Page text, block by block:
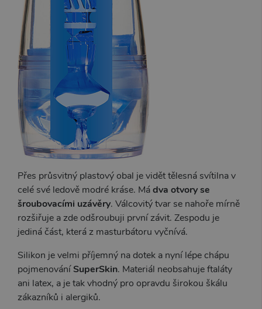
Přes průsvitný plastový obal je vidět tělesná svítilna v
celé své ledově modré kráse. Mádva otvory se
šroubovacími uzávěry. Válcovitý tvar se nahoře mírně
rozšiřuje a zde odšroubuji první závit. Zespodu je
jediná část, která z masturbátoru vyčnívá.
Silikon je velmi příjemný na dotek a nyní lépe chápu
pojmenováníSuperSkin. Materiál neobsahuje ftaláty
ani latex, a je tak vhodný pro opravdu širokou škálu
zákazníků i alergiků.